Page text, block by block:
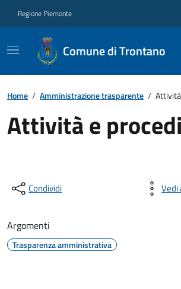
Regione Piemonte
Comune di Trontano
Home / Amministrazione trasparente /
Attività e
Condividi Vedi
Argomenti
Trasparenza amministrativa